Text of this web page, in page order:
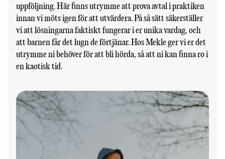
uppföljning. Här finns utrymme att prova avtal i praktiken
innan vi möts igen för att utvärdera. På så sätt säkerställer
vi att lösningarna faktiskt fungerar i er unika vardag, och
att barnen får det lugn de förtjänar. Hos Mekle ger vi er det
utrymme ni behöver för att bli hörda, så att ni kan finna ro i
en kaotisk tid.